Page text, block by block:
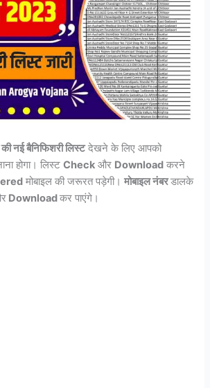
नई बैनिफिशरी लिस्टदेखने के लिए आपको
होगा। लिस्टCheck और Download करने
मोबाइल की जरूरत पड़ेगी।मोबाइल नंबरडालके
Downloadकर पाएंगे।